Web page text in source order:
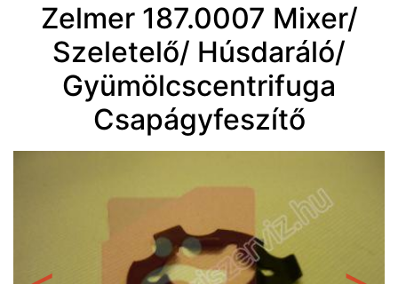
Zelmer 187.0007 Mixer/
Szeletelő/ Húsdaráló/
Gyümölcscentrifuga
Csapágyfeszítő